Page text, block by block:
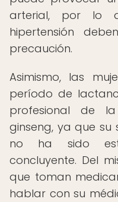
arterial, por lo
hipertensión
precaución.
Asimismo, las
período de
profesional de
ginseng, ya que su
no ha sido
concluyente. Del
que toman
hablar con su